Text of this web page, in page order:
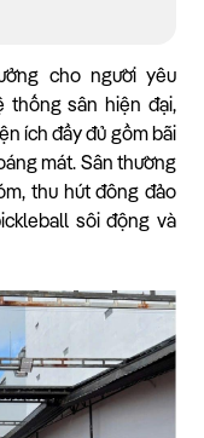
cho người yêu
thống sân hiện đại,
ích đầy đủ gồm bãi
mát. Sân thường
thu hút đông đảo
sôi động và